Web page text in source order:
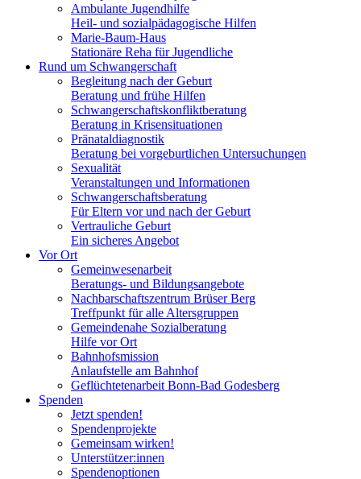
Ambulante Jugendhilfe
Heil- und sozialpädagogische Hilfen
Marie-Baum-Haus
Stationäre Reha für Jugendliche
Rund um Schwangerschaft
Begleitung nach der Geburt
Beratung und frühe Hilfen
Schwangerschaftskonfliktberatung
Beratung in Krisensituationen
Pränataldiagnostik
Beratung bei vorgeburtlichen Untersuchungen
Sexualität
Veranstaltungen und Informationen
Schwangerschaftsberatung
Für Eltern vor und nach der Geburt
Vertrauliche Geburt
Ein sicheres Angebot
Vor Ort
Gemeinwesenarbeit
Beratungs- und Bildungsangebote
Nachbarschaftszentrum Brüser Berg
Treffpunkt für alle Altersgruppen
Gemeindenahe Sozialberatung
Hilfe vor Ort
Bahnhofsmission
Anlaufstelle am Bahnhof
Geflüchtetenarbeit Bonn-Bad Godesberg
Spenden
Jetzt spenden!
Spendenprojekte
Gemeinsam wirken!
Unterstützer:innen
Spendenoptionen